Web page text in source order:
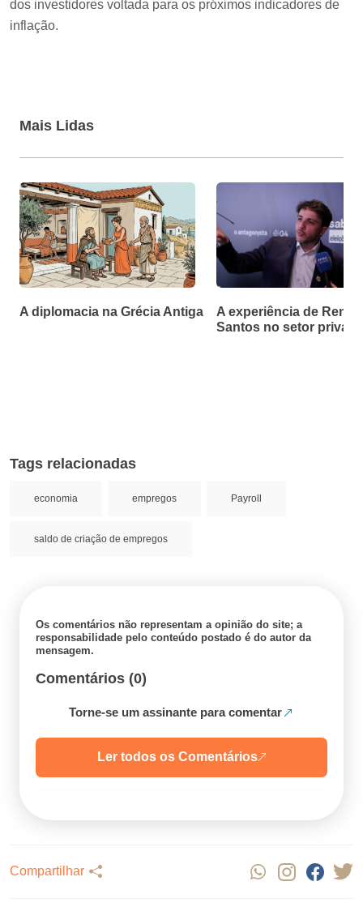
dos investidores voltada para os próximos indicadores de
inflação.
Mais Lidas
A diplomacia na Grécia Antiga
A experiência de Renan
Santos no setor
Tags relacionadas
economia empregos Payroll
saldo de criação de empregos
Os comentários não representam a opinião do site; a
responsabilidade pelo conteúdo postado é do autor da
mensagem.
Comentários (0)
Torne-se um assinante para comentar
Ler todos os Comentários
Compartilhar